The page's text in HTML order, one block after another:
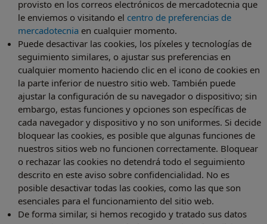
provisto en los correos electrónicos de mercadotecnia que
le enviemos o visitando el centro de preferencias de
mercadotecnia en cualquier momento.
Puede desactivar las cookies, los píxeles y tecnologías de
seguimiento similares, o ajustar sus preferencias en
cualquier momento haciendo clic en el icono de cookies en
la parte inferior de nuestro sitio web. También puede
ajustar la configuración de su navegador o dispositivo; sin
embargo, estas funciones y opciones son específicas de
cada navegador y dispositivo y no son uniformes. Si decide
bloquear las cookies, es posible que algunas funciones de
nuestros sitios web no funcionen correctamente. Bloquear
o rechazar las cookies no detendrá todo el seguimiento
descrito en este aviso sobre confidencialidad. No es
posible desactivar todas las cookies, como las que son
esenciales para el funcionamiento del sitio web.
De forma similar, si hemos recogido y tratado sus datos